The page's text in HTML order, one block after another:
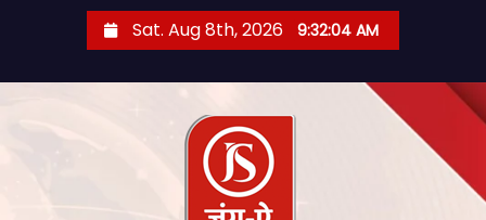
Sat. Aug 8th, 2026 9:32:05 AM